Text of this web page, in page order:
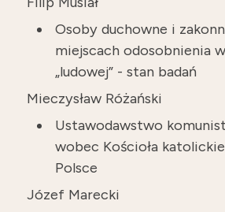
Osoby duchowne i
miejscach odosobnienia
„ludowej” - stan badań
Mieczysław Różański
Ustawodawstwo
wobec Kościoła
Polsce
Józef Marecki